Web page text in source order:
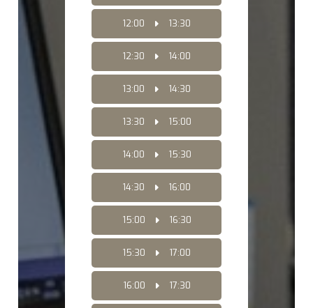
12:00 13:30
12:30 14:00
13:00 14:30
13:30 15:00
14:00 15:30
14:30 16:00
15:00 16:30
15:30 17:00
16:00 17:30